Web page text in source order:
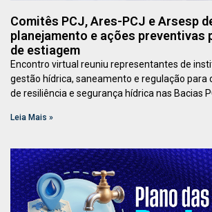
Comitês PCJ, Ares-PCJ e Arsesp
planejamento e ações preventivas
de estiagem
Encontro virtual reuniu representantes de
gestão hídrica, saneamento e regulação para
de resiliência e segurança hídrica nas Bacias
Leia Mais »